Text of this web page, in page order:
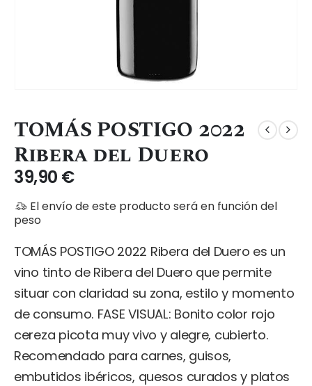
TOMÁS POSTIGO 2022
Ribera del Duero
39,90 €
El envío de este producto será en función del
peso
TOMÁS POSTIGO 2022 Ribera del Duero es un
vino tinto de Ribera del Duero que permite
situar con claridad su zona, estilo y momento
de consumo. FASE VISUAL: Bonito color rojo
cereza picota muy vivo y alegre, cubierto.
Recomendado para carnes, guisos,
embutidos ibéricos, quesos curados y platos